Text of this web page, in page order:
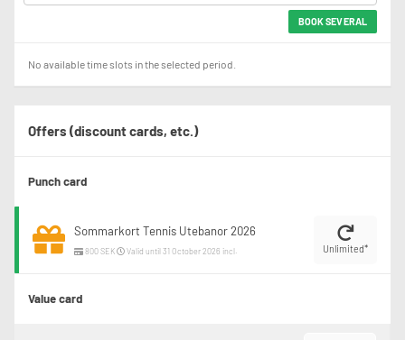
BOOK SEVERAL
No available time slots in the selected period.
Offers (discount cards, etc.)
Punch card
Unlimited*
Sommarkort Tennis Utebanor 2026
800 SEK Valid until 31 October 2026 incl.
Value card